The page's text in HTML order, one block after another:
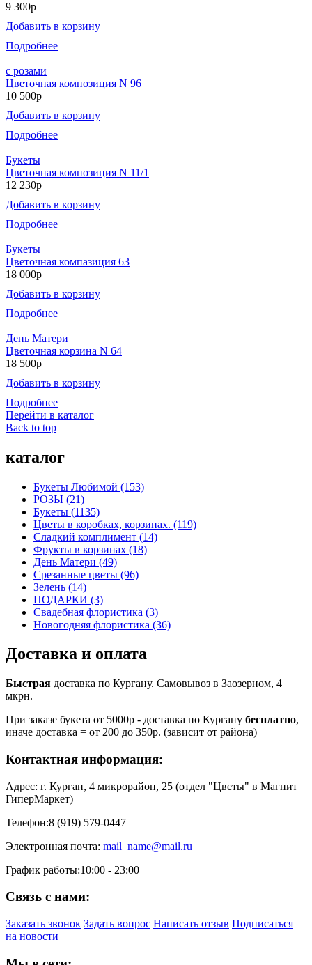
9 300р
Добавить в корзину
Подробнее
с розами
Цветочная композиция N 96
10 500р
Добавить в корзину
Подробнее
Букеты
Цветочная композиция N 11/1
12 230р
Добавить в корзину
Подробнее
Букеты
Цветочная компазиция 63
18 000р
Добавить в корзину
Подробнее
День Матери
Цветочная корзина N 64
18 500р
Добавить в корзину
Подробнее
Перейти в каталог
Back to top
каталог
Букеты Любимой (153)
РОЗЫ (21)
Букеты (1135)
Цветы в коробках, корзинах. (119)
Сладкий комплимент (14)
Фрукты в корзинах (18)
День Матери (49)
Срезанные цветы (96)
Зелень (14)
ПОДАРКИ (3)
Свадебная флористика (3)
Новогодняя флористика (36)
Доставка и оплата
Быстрая доставка по Кургану. Самовывоз в Заозерном, 4
мкрн.
При заказе букета от 5000р - доставка по Кургану бесплатно,
иначе доставка = от 200 до 350р. (зависит от района)
Контактная информация:
Адрес: г. Курган, 4 микрорайон, 25 (отдел "Цветы" в Магнит
ГиперМаркет)
Телефон:8 (919) 579-0447
Электронная почта: mail_name@mail.ru
График работы:10:00 - 23:00
Связь с нами:
Заказать звонок Задать вопрос Написать отзыв Подписаться
на новости